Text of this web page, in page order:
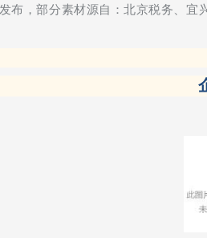
布，部分素材源自：北京税务、